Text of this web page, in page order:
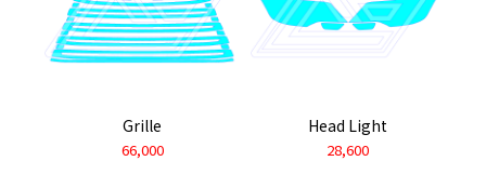
Grille
66,000
Head Light
28,600